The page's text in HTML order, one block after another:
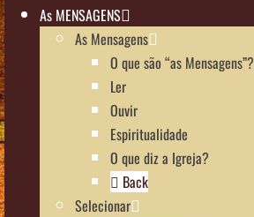
As MENSAGENS
As Mensagens
O que são “as Mensagens”?
Ler
Ouvir
Espiritualidade
O que diz a Igreja?
Back
Selecionar